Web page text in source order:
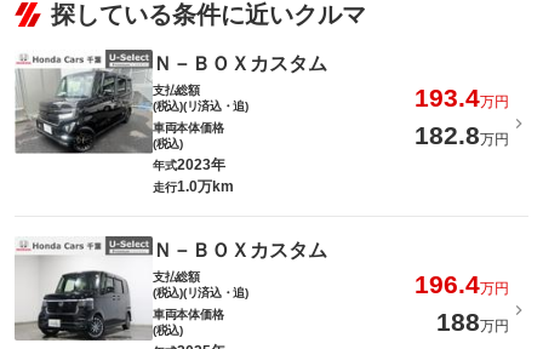
探している条件に近いクルマ
Ｎ－ＢＯＸカスタム
支払総額
(税込)(リ済込・追)
193.4万円
車両本体価格
(税込)
182.8万円
年式2023年
走行1.0万km
Ｎ－ＢＯＸカスタム
支払総額
(税込)(リ済込・追)
196.4万円
車両本体価格
(税込)
188万円